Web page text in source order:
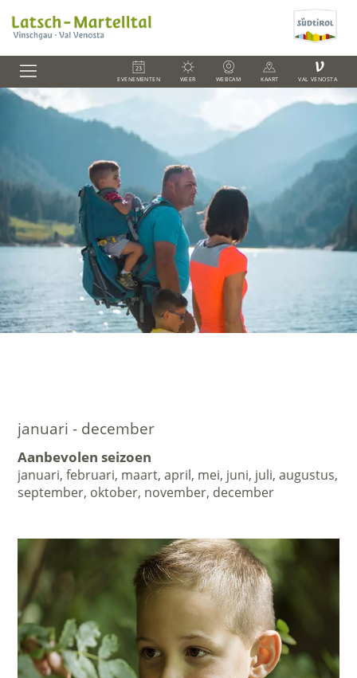
EVENEMENTEN WEER WEBCAM KAART
V
VAL VENOSTA
januari - december
Aanbevolen seizoen
januari, februari, maart, april, mei, juni, juli, augustus,
september, oktober, november, december